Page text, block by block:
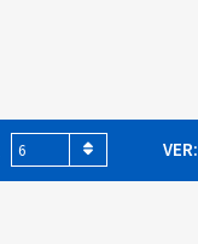
6 VER: